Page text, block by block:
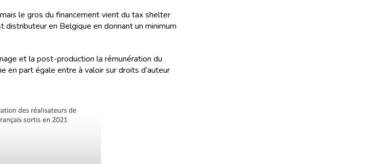
le gros du financement vient du tax shelter
distributeur en Belgique en donnant un minimum
et la post-production la rémunération du
part égale entre à valoir sur droits d’auteur